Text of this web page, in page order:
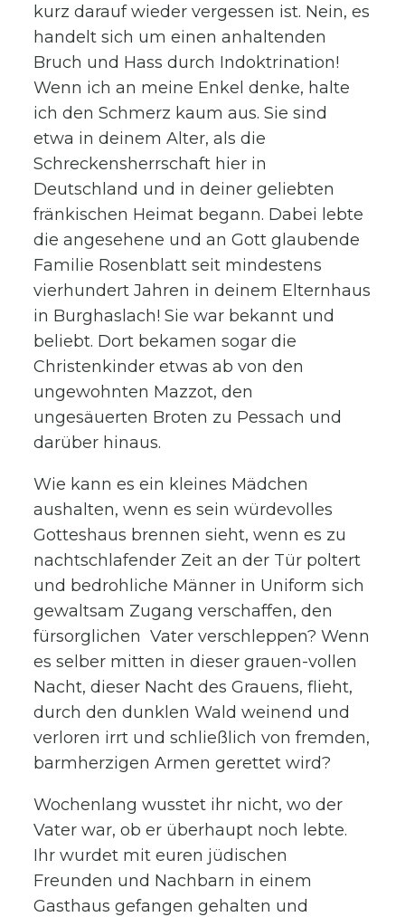
kurz darauf wieder vergessen ist. Nein, es
handelt sich um einen anhaltenden
Bruch und Hass durch Indoktrination!
Wenn ich an meine Enkel denke, halte
ich den Schmerz kaum aus. Sie sind
etwa in deinem Alter, als die
Schreckensherrschaft hier in
Deutschland und in deiner geliebten
fränkischen Heimat begann. Dabei lebte
die angesehene und an Gott glaubende
Familie Rosenblatt seit mindestens
vierhundert Jahren in deinem Elternhaus
in Burghaslach! Sie war bekannt und
beliebt. Dort bekamen sogar die
Christenkinder etwas ab von den
ungewohnten Mazzot, den
ungesäuerten Broten zu Pessach und
darüber hinaus.
Wie kann es ein kleines Mädchen
aushalten, wenn es sein würdevolles
Gotteshaus brennen sieht, wenn es zu
nachtschlafender Zeit an der Tür poltert
und bedrohliche Männer in Uniform sich
gewaltsam Zugang verschaffen, den
fürsorglichen Vater verschleppen? Wenn
es selber mitten in dieser grauen-vollen
Nacht, dieser Nacht des Grauens, flieht,
durch den dunklen Wald weinend und
verloren irrt und schließlich von fremden,
barmherzigen Armen gerettet wird?
Wochenlang wusstet ihr nicht, wo der
Vater war, ob er überhaupt noch lebte.
Ihr wurdet mit euren jüdischen
Freunden und Nachbarn in einem
Gasthaus gefangen gehalten und